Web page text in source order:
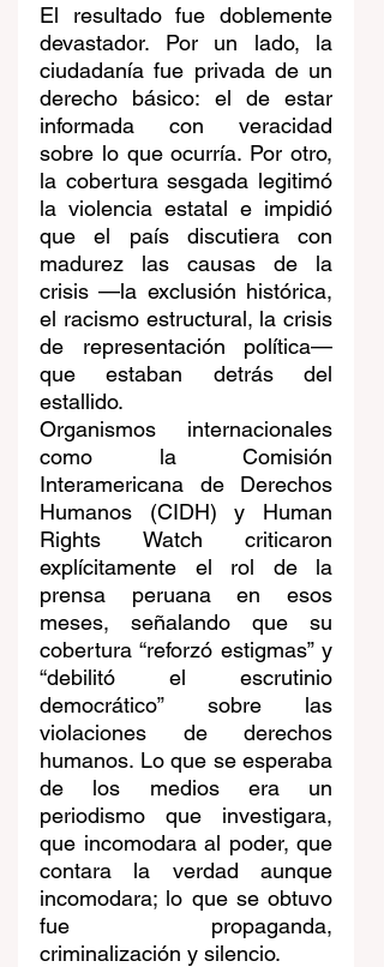
El resultado fue doblemente
devastador. Por un lado, la
ciudadanía fue privada de un
derecho básico: el de estar
informada con veracidad
sobre lo que ocurría. Por otro,
la cobertura sesgada legitimó
la violencia estatal e impidió
que el país discutiera con
madurez las causas de la
crisis —la exclusión histórica,
el racismo estructural, la crisis
de representación política—
que estaban detrás del
estallido.
Organismos internacionales
como la Comisión
Interamericana de Derechos
Humanos (CIDH) y Human
Rights Watch criticaron
explícitamente el rol de la
prensa peruana en esos
meses, señalando que su
cobertura “reforzó estigmas” y
“debilitó el escrutinio
democrático” sobre las
violaciones de derechos
humanos. Lo que se esperaba
de los medios era un
periodismo que investigara,
que incomodara al poder, que
contara la verdad aunque
incomodara; lo que se obtuvo
fue propaganda,
criminalización y silencio.